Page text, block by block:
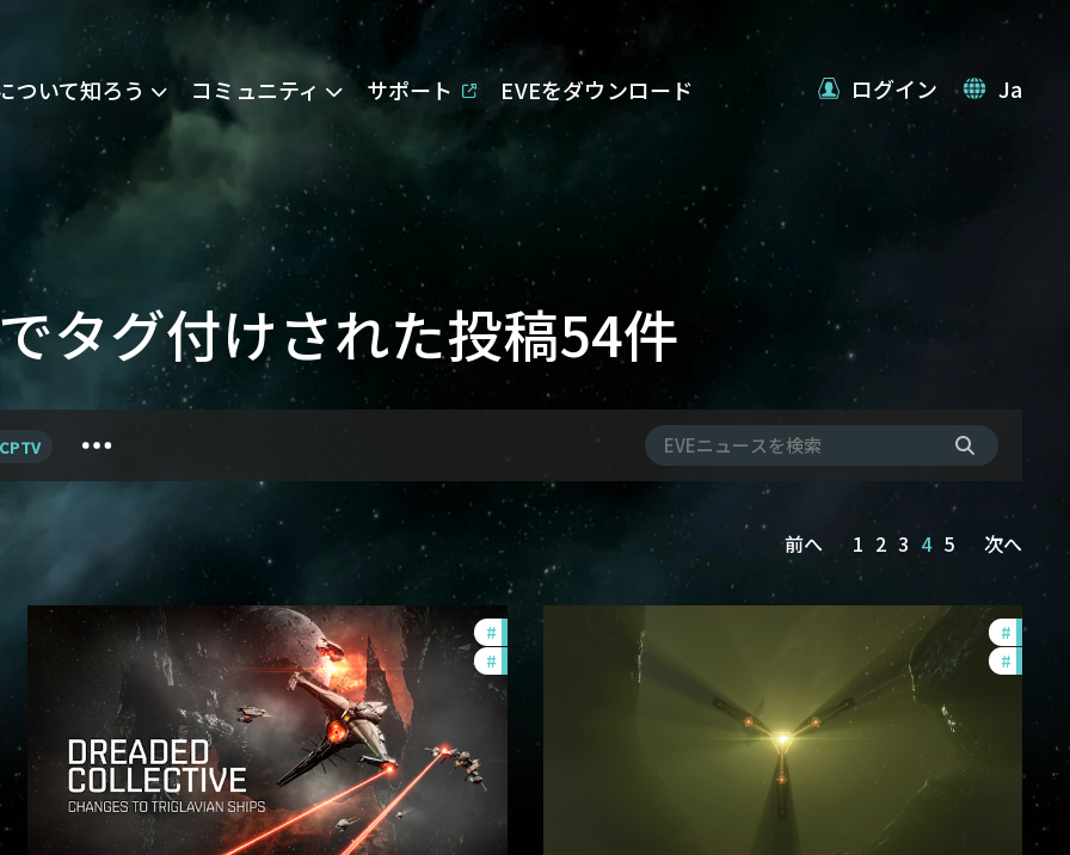
ついて知ろう コミュニティ サポート EVEをダウンロード ログイン Ja
タグ付けされた投稿54件
前へ 1 2 3 4 5 次へ
changes
2020-quadrant-3
#
# zenith-2020-quadrant-3
#
#